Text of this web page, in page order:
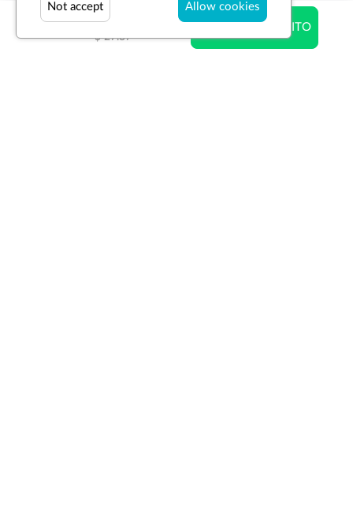
$ 24.99
$ 27.37
AÑADIR AL CARRITO
Allow cookies
Not accept